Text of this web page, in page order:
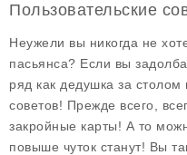
Пользовательские
Неужели вы никогда не
пасьянса? Если вы
ряд как дедушка за
советов! Прежде всего,
закройные карты! А то
повыше чуток станут! Вы